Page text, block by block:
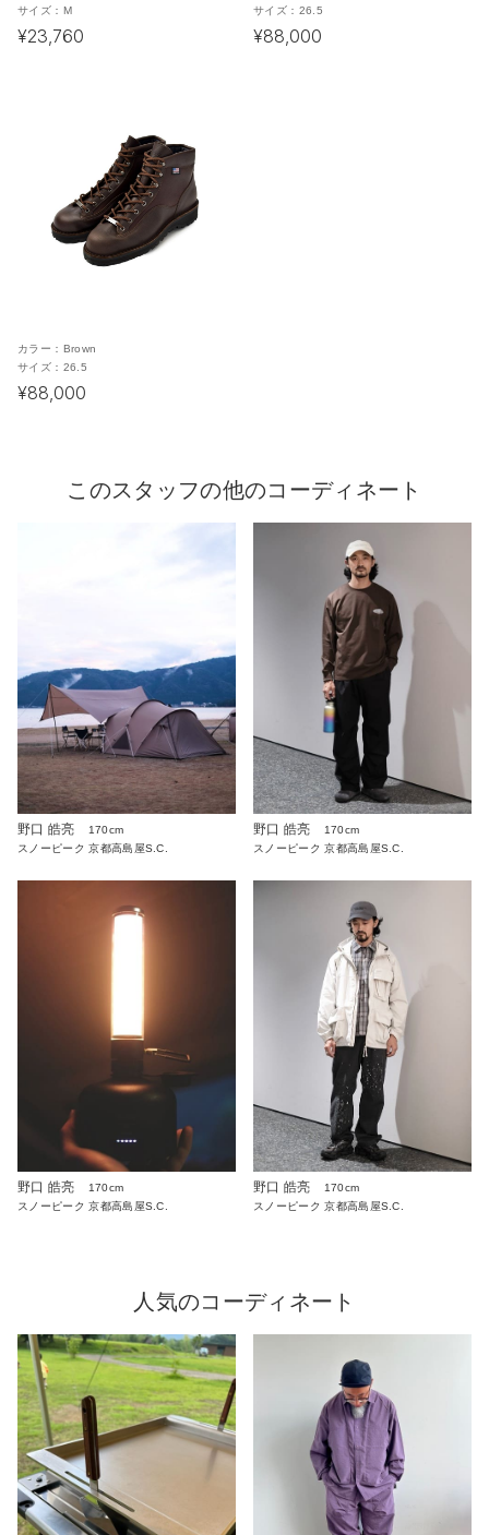
サイズ： M
¥23,760
サイズ： 26.5
¥88,000
カラー： Brown
サイズ： 26.5
¥88,000
このスタッフの他のコーディネート
野口 皓亮
170cm
スノーピーク 京都高島屋S.C.
野口 皓亮
170cm
スノーピーク 京都高島屋S.C.
野口 皓亮
170cm
スノーピーク 京都高島屋S.C.
野口 皓亮
170cm
スノーピーク 京都高島屋S.C.
人気のコーディネート